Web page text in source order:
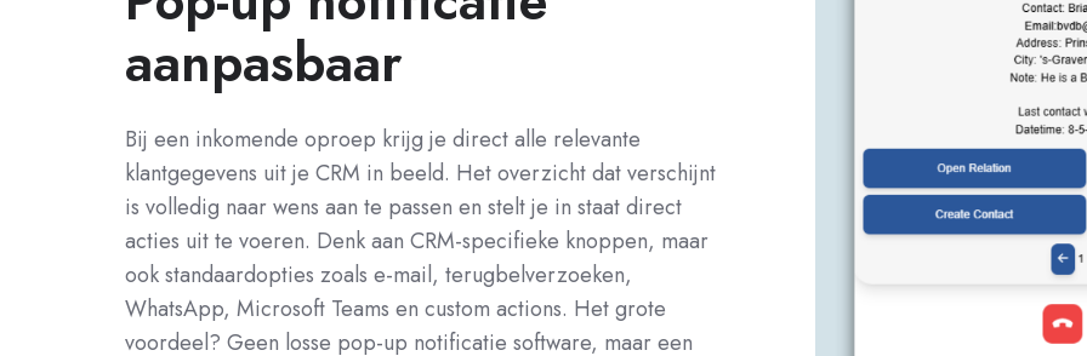
aanpasbaar
Bij een inkomende oproep krijg je direct alle relevante
klantgegevens uit je CRM in beeld. Het overzicht dat verschijnt
is volledig naar wens aan te passen en stelt je in staat direct
acties uit te voeren. Denk aan CRM-specifieke knoppen, maar
ook standaardopties zoals e-mail, terugbelverzoeken,
WhatsApp, Microsoft Teams en custom actions. Het grote
voordeel? Geen losse pop-up notificatie software, maar een